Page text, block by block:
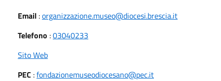
Email :organizzazione.museo@diocesi.brescia.it
Telefono :03040233
Sito Web
PEC :fondazionemuseodiocesano@pec.it